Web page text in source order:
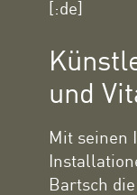
[:de]
und
Mit seinen
Bartsch